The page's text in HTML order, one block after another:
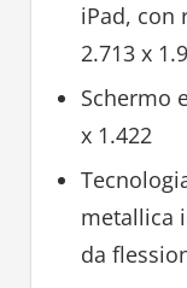
iPad, con
2.713 x
Schermo
x 1.422
metallica
da